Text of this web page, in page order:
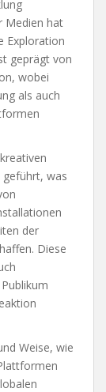
Medien hat
Exploration
geprägt von
wobei
als auch
was
der
Diese
Weise, wie